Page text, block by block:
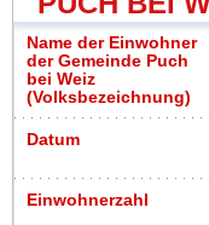
Name der Einwohner
der Gemeinde Puch
bei Weiz
(Volksbezeichnung)
Datum
Einwohnerzahl